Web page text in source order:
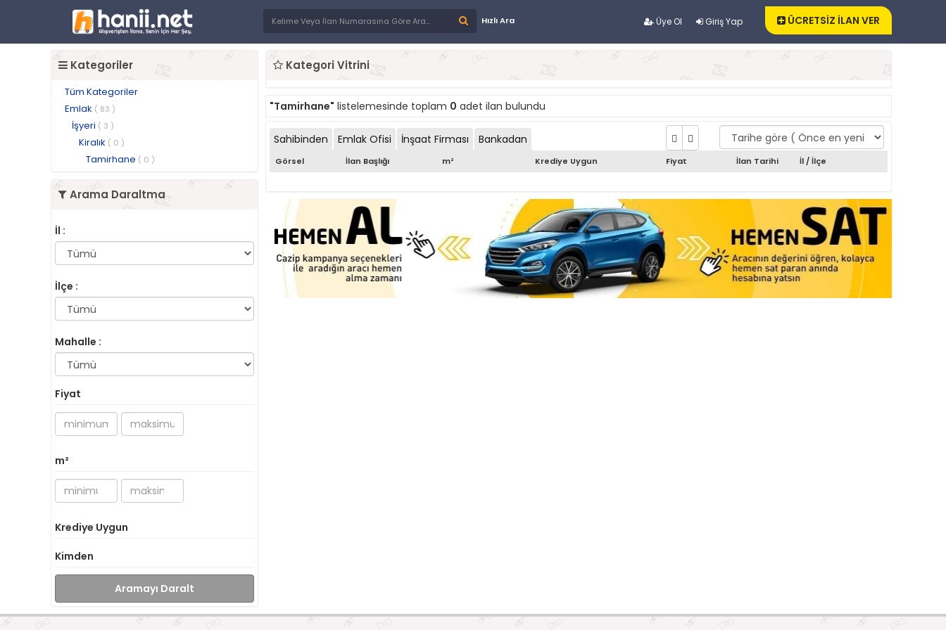
Üye Ol Giriş Yap
Hızlı Ara ÜCRETSİZ İLAN VER
Kategoriler
Tüm Kategoriler
Emlak ( 83 )
İşyeri ( 3 )
Kiralık ( 0 )
Tamirhane ( 0 )
Arama Daraltma
İl :
İlçe :
Mahalle :
Fiyat
m²
Krediye Uygun
Kimden
Aramayı Daralt
Kategori Vitrini
"Tamirhane" listelemesinde toplam 0 adet ilan bulundu
Sahibinden Emlak Ofisi İnşaat Firması Bankadan
Görsel İlan Başlığı m² Krediye Uygun Fiyat İlan Tarihi İl / İlçe